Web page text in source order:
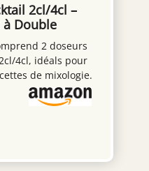
2cl/4cl –
Double
– Jigger
Bar et
2 doseurs
4cl, idéals pour
de mixologie.
un dosage précis.
qualité –
robuste,
la corrosion, avec
durable et
2cl / 4cl –